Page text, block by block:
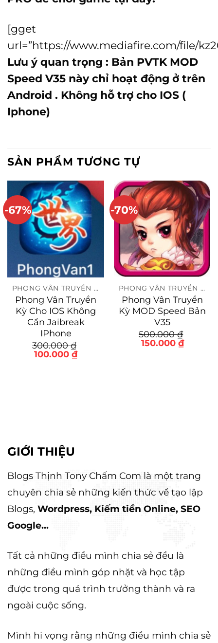
[gget
url=”https://www.mediafire.com/file/
Lưu ý quan trọng : Bản PVTK MOD
Speed V35 này chỉ hoạt động ở trên
Android . Không hỗ trợ cho IOS (
Iphone)
SẢN PHẨM TƯƠNG TỰ
-67%
PHONG VÂN TRUYỀN KỲ
Phong Vân Truyền
Kỳ Cho IOS Không
Cần Jaibreak
IPhone
300.000₫
Giá
100.000 ₫Giá
-70%
PHONG VÂN TRUYỀN KỲ
Phong Vân Truyền
Kỳ MOD Speed Bản
V35
500.000₫
Giá
150.000 ₫Giá
hiện
GIỚI THIỆU
Blogs Thịnh Tony Chấm Com là một trang
chuyên chia sẻ những kiến thức về tạo lập
Blogs, Wordpress, Kiếm tiền Online, SEO
Google...
Tất cả những điều mình chia sẻ đều là
những điều mình góp nhặt và học tập
được trong quá trình trưởng thành và ra
ngoài cuộc sống.
Mình hi vọng rằng những điều mình chia sẻ